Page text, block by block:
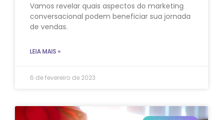
Vamos revelar quais aspectos do marketing
conversacional podem beneficiar sua jornada
de vendas.
LEIA MAIS »
6 de fevereiro de 2023